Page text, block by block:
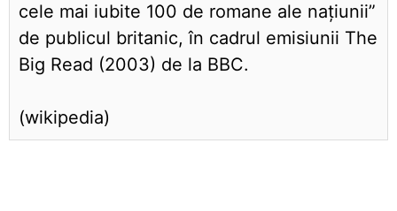
cele mai iubite 100 de romane ale națiunii”
de publicul britanic, în cadrul emisiunii The
Big Read (2003) de la BBC.
(wikipedia)